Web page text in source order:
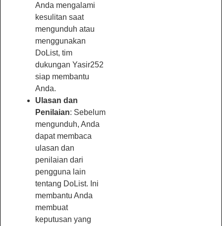
Anda mengalami
kesulitan saat
mengunduh atau
menggunakan
DoList, tim
dukungan Yasir252
siap membantu
Anda.
Ulasan dan
Penilaian: Sebelum
mengunduh, Anda
dapat membaca
ulasan dan
penilaian dari
pengguna lain
tentang DoList. Ini
membantu Anda
membuat
keputusan yang